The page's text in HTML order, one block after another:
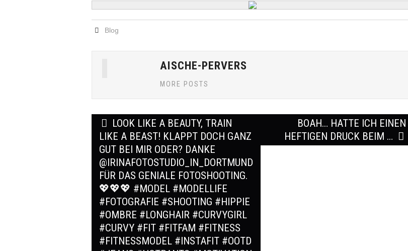
Blog
AISCHE-PERVERS
MORE POSTS
Post
navigation
LOOK LIKE A BEAUTY, TRAIN
LIKE A BEAST! KLAPPT DOCH GANZ
GUT BEI MIR ODER? DANKE
@IRINAFOTOSTUDIO_IN_DORTMUND
FÜR DAS GENIALE FOTOSHOOTING.
💖💖💖 #MODEL #MODELLIFE
#FOTOGRAFIE #SHOOTING #HIPPIE
#OMBRE #LONGHAIR #CURVYGIRL
#CURVY #FIT #FITFAM #FITNESS
#FITNESSMODEL #INSTAFIT #OOTD
BOAH… HATTE ICH EINEN
HEFTIGEN DRUCK BEIM …